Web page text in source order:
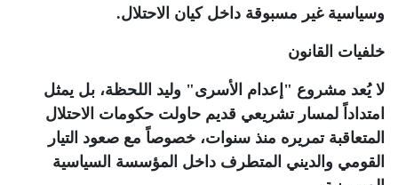
وسياسية غير مسبوقة داخل كيان الاحتلال.
خلفيات القانون
لا يُعد مشروع "إعدام الأسرى" وليد اللحظة، بل يمثل
امتداداً لمسار تشريعي قديم حاولت حكومات الاحتلال
المتعاقبة تمريره منذ سنوات، خصوصاً مع صعود التيار
القومي والديني المتطرف داخل المؤسسة السياسية